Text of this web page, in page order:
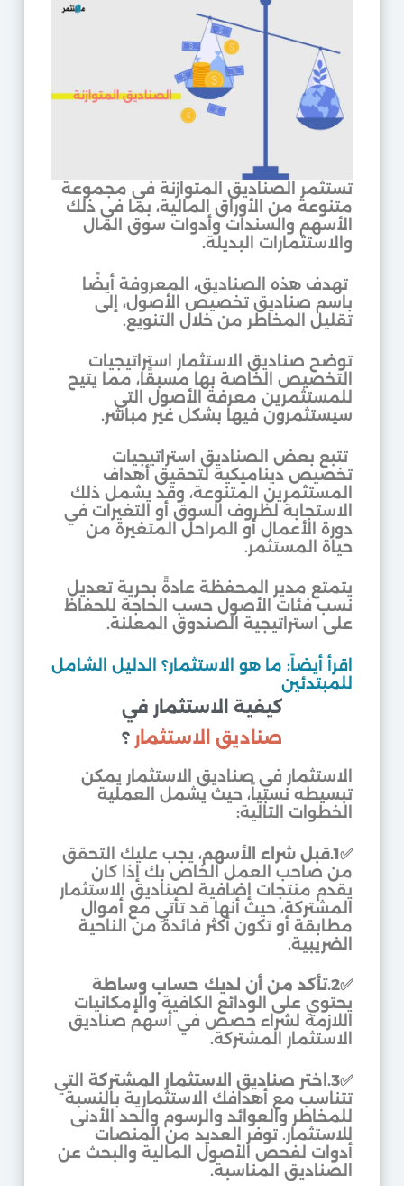
تستثمر الصناديق المتوازنة في مجموعة
متنوعة من الأوراق المالية، بما في ذلك
الأسهم والسندات وأدوات سوق المال
والاستثمارات البديلة.
تهدف هذه الصناديق، المعروفة أيضًا
باسم صناديق تخصيص الأصول، إلى
تقليل المخاطر من خلال التنويع.
توضح صناديق الاستثمار استراتيجيات
التخصيص الخاصة بها مسبقًا، مما يتيح
للمستثمرين معرفة الأصول التي
سيستثمرون فيها بشكل غير مباشر.
تتبع بعض الصناديق استراتيجيات
تخصيص ديناميكية لتحقيق أهداف
المستثمرين المتنوعة، وقد يشمل ذلك
الاستجابة لظروف السوق أو التغيرات في
دورة الأعمال أو المراحل المتغيرة من
حياة المستثمر.
يتمتع مدير المحفظة عادةً بحرية تعديل
نسب فئات الأصول حسب الحاجة للحفاظ
على استراتيجية الصندوق المعلنة.
اقرأ أيضاً: ما هو الاستثمار؟ الدليل الشامل
للمبتدئين
كيفية الاستثمار في
صناديق الاستثمار ؟
الاستثمار في صناديق الاستثمار يمكن
تبسيطه نسبياً، حيث يشمل العملية
الخطوات التالية:
✅1.قبل شراء الأسهم
، يجب عليك التحقق
من صاحب العمل الخاص بك إذا كان
يقدم منتجات إضافية لصناديق الاستثمار
المشتركة، حيث أنها قد تأتي مع أموال
مطابقة أو تكون أكثر فائدة من الناحية
الضريبية.
✅2.تأكد من أن لديك حساب وساطة
يحتوي على الودائع الكافية والإمكانيات
اللازمة لشراء حصص في أسهم صناديق
الاستثمار المشتركة.
✅3.اختر صناديق الاستثمار المشتركة
التي
تتناسب مع أهدافك الاستثمارية بالنسبة
للمخاطر والعوائد والرسوم والحد الأدنى
للاستثمار. توفر العديد من المنصات
أدوات لفحص الأصول المالية والبحث عن
الصناديق المناسبة.